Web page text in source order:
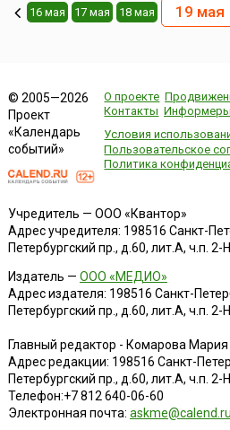
16 мая 17 мая 18 мая 19 мая
© 2005—2026
Проект
«Календарь
событий»
О проекте
Контакты Информеры
Условия
Пользовательское
Политика
Учредитель — ООО «Квантор»
Адрес учредителя: 198516 Санкт-
Петербургский пр., д.60, лит.А, ч.п.
Издатель — ООО «МЕДИО»
Адрес издателя: 198516 Санкт-
Петербургский пр., д.60, лит.А, ч.п. 2-
Главный редактор - Комарова Мария
Адрес редакции: 198516 Санкт-
Петербургский пр., д.60, лит.А, ч.п.
Телефон:+7 812 640-06-60
Электронная почта: askme@calend.ru